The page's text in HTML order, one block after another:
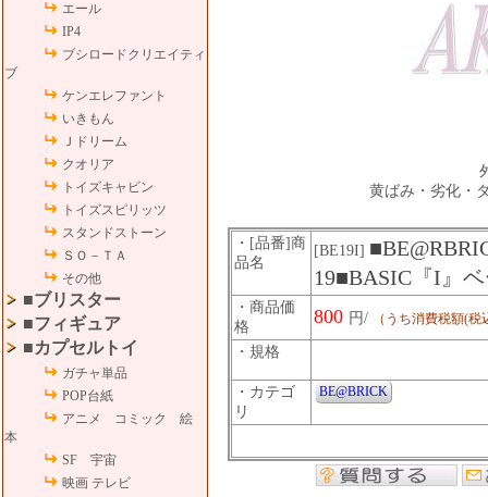
エール
IP4
ブシロードクリエイティ
ブ
ケンエレファント
いきもん
Ｊドリーム
クオリア
トイズキャビン
トイズスピリッツ
スタンドストーン
ＳＯ－ＴＡ
その他
■ブリスター
■フィギュア
■カプセルトイ
ガチャ単品
POP台紙
アニメ コミック 絵
本
SF 宇宙
映画 テレビ
黄ばみ・劣化・
・[品番]商
品名
[BE19I]
19■BASIC『I』
・商品価
格
800 円/ （うち消費税額(税
・規格
・カテゴ
リ
BE@BRICK